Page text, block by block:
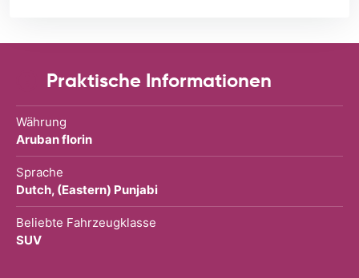
Praktische Informationen
Währung
Aruban florin
Sprache
Dutch, (Eastern) Punjabi
Beliebte Fahrzeugklasse
SUV